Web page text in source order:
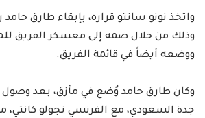
واتخذ نونو سانتو قراره، بإبقاء طارق حامد
وذلك من خلال ضمه إلى معسكر الفريق
ووضعه أيضاً في قائمة الفريق.
وكان طارق حامد وُضع في مأزق، بعد وصول
جدة السعودي، مع الفرنسي نجولو